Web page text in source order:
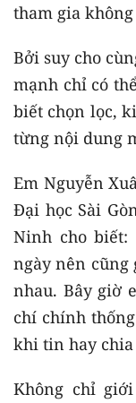
tham gia
Bởi suy cho
mạnh chỉ có
biết chọn lọc,
từng nội dung
Em Nguyễn
Đại học Sài
Ninh cho biết:
ngày nên
nhau. Bây giờ
chí chính
khi tin hay chia
Không chỉ